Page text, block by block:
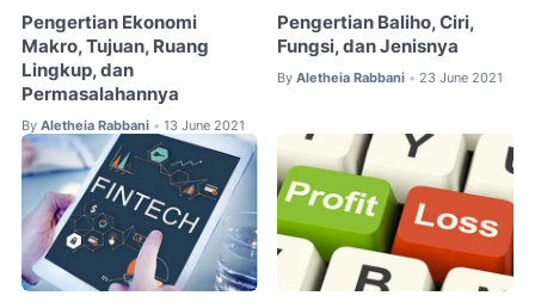
Pengertian Ekonomi
Makro, Tujuan, Ruang
Lingkup, dan
Permasalahannya
By Aletheia Rabbani • 13 June 2021
Pengertian Baliho, Ciri,
Fungsi, dan Jenisnya
By Aletheia Rabbani • 23 June 2021